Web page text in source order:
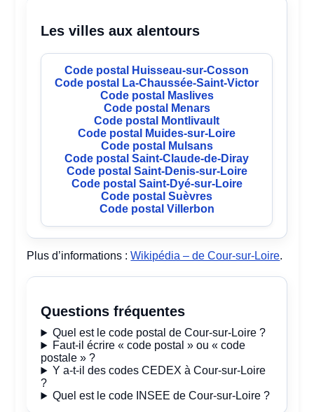
Les villes aux alentours
Code postal Huisseau-sur-Cosson
Code postal La-Chaussée-Saint-Victor
Code postal Maslives
Code postal Menars
Code postal Montlivault
Code postal Muides-sur-Loire
Code postal Mulsans
Code postal Saint-Claude-de-Diray
Code postal Saint-Denis-sur-Loire
Code postal Saint-Dyé-sur-Loire
Code postal Suèvres
Code postal Villerbon
Plus d’informations :Wikipédia – de Cour-sur-Loire.
Questions fréquentes
Quel est le code postal de Cour-sur-Loire ?
Faut-il écrire « code postal » ou « code
postale » ?
Y a-t-il des codes CEDEX à Cour-sur-Loire
?
Quel est le code INSEE de Cour-sur-Loire ?